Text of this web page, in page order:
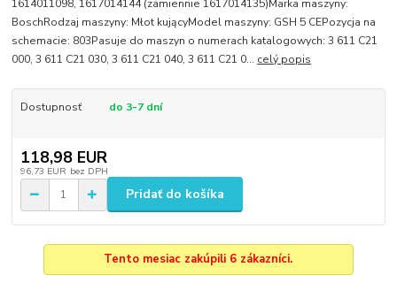
1614011098, 1617014144 (zamiennie 1617014135)Marka maszyny:
BoschRodzaj maszyny: Młot kującyModel maszyny: GSH 5 CEPozycja na
schemacie: 803Pasuje do maszyn o numerach katalogowych: 3 611 C21
000, 3 611 C21 030, 3 611 C21 040, 3 611 C21 0... celý popis
Dostupnosť do 3-7 dní
118,98 EUR
96,73 EUR bez DPH
Pridať do košíka
Tento mesiac zakúpili 6 zákazníci.